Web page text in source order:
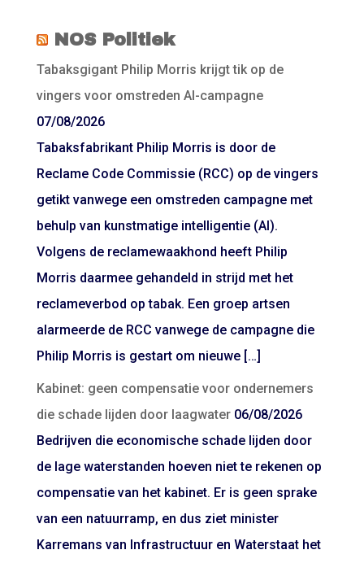
NOS Politiek
Tabaksgigant Philip Morris krijgt tik op de
vingers voor omstreden AI-campagne
07/08/2026
Tabaksfabrikant Philip Morris is door de
Reclame Code Commissie (RCC) op de vingers
getikt vanwege een omstreden campagne met
behulp van kunstmatige intelligentie (AI).
Volgens de reclamewaakhond heeft Philip
Morris daarmee gehandeld in strijd met het
reclameverbod op tabak. Een groep artsen
alarmeerde de RCC vanwege de campagne die
Philip Morris is gestart om nieuwe […]
Kabinet: geen compensatie voor ondernemers
die schade lijden door laagwater 06/08/2026
Bedrijven die economische schade lijden door
de lage waterstanden hoeven niet te rekenen op
compensatie van het kabinet. Er is geen sprake
van een natuurramp, en dus ziet minister
Karremans van Infrastructuur en Waterstaat het